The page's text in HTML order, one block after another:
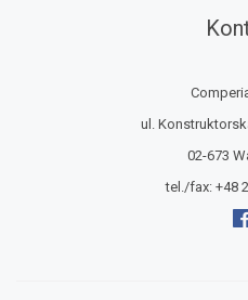
ul.
02-673
tel./fax: +48